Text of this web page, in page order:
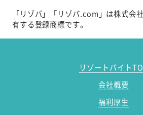
「リゾバ」「リゾバ.com」は株式会
有する登録商標です。
リゾートバイト
会社概要
福利厚生